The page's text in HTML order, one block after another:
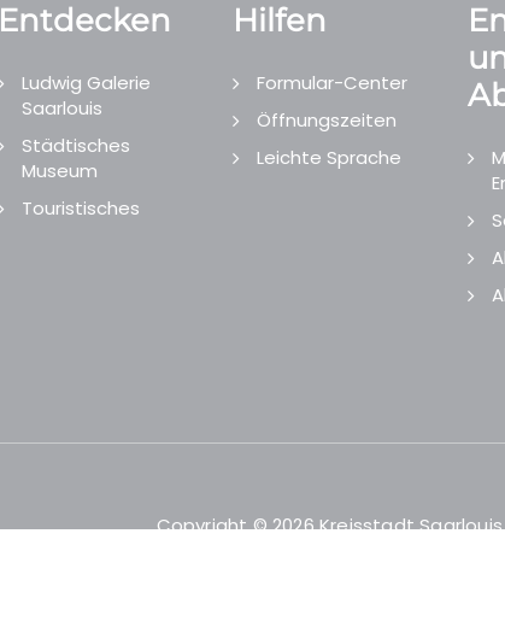
Entdecken
Ludwig Galerie
Saarlouis
Städtisches
Museum
Touristisches
Hilfen
Formular-Center
Öffnungszeiten
Leichte Sprache
Copyright © 2026 Kreisstadt